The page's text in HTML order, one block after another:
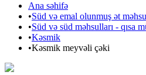
Ana səhifə
•Süd və emal olunmuş ət
•Süd və süd məhsulları - qısa
•Kəsmik
•Kəsmik meyvəli çəki